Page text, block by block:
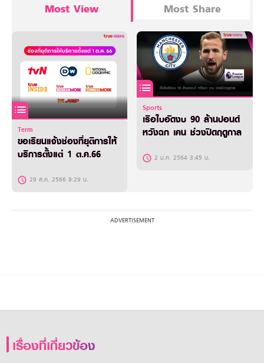
Most View Most Share
Term
ขอเรียนแจ้งช่องที่ยุติการให้
บริการตั้งแต่ 1 ต.ค.66
29 ส.ค. 2566 9:29 น.
Sports
เรือใบอัดงบ 90 ล้านปอนด์
หวังฉก เคน ช่วงปิดฤดูกาล
2 ม.ค. 2564 3:45 น.
เรื่องที่เกี่ยวข้อง